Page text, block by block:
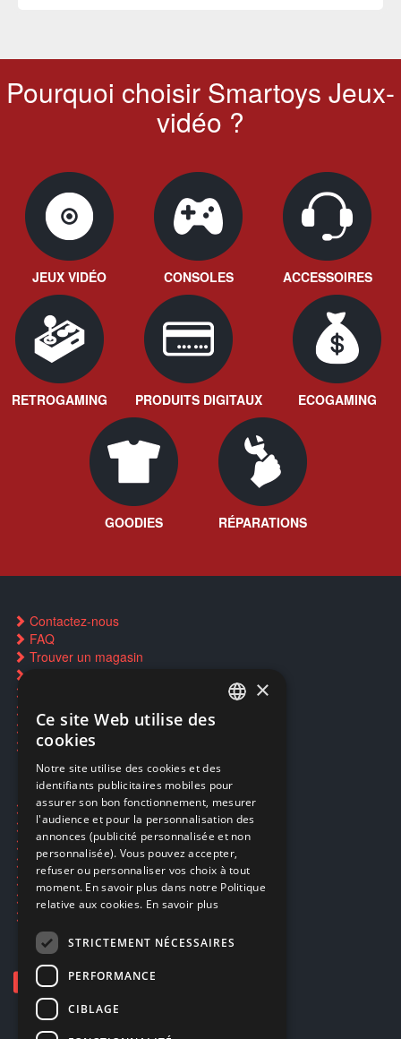
Pourquoi choisir Smartoys Jeux-
vidéo ?
JEUX VIDÉO CONSOLES ACCESSOIRES
RETROGAMING PRODUITS DIGITAUX ECOGAMING
GOODIES RÉPARATIONS
Contactez-nous
FAQ
Trouver un magasin
Restauration CD griffés
Réparations & SAV
Smartpoints
Ecogaming
Expédition & retours
Confidentialité
Conditions générales
EA Sport UFC 6
Call of Duty: Modern Warfare 4
Rachat et revente de jeux en cash
ENGLISH
×
Ce site Web utilise des
cookies
Notre site utilise des cookies et des
identifiants publicitaires mobiles pour
assurer son bon fonctionnement, mesurer
l'audience et pour la personnalisation des
annonces (publicité personnalisée et non
personnalisée). Vous pouvez accepter,
refuser ou personnaliser vos choix à tout
moment. En savoir plus dans notre Politique
relative aux cookies. En savoir plus
STRICTEMENT NÉCESSAIRES
PERFORMANCE
CIBLAGE